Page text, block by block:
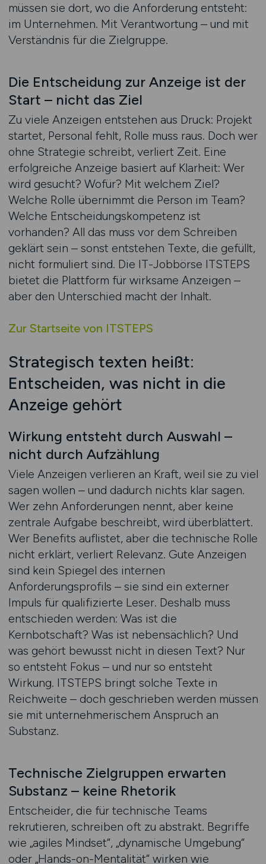
müssen sie dort, wo die Anforderung entsteht:
im Unternehmen. Mit Verantwortung – und mit
Verständnis für die Zielgruppe.
Die Entscheidung zur Anzeige ist der
Start – nicht das Ziel
Zu viele Anzeigen entstehen aus Druck: Projekt
startet, Personal fehlt, Rolle muss raus. Doch wer
ohne Strategie schreibt, verliert Zeit. Eine
erfolgreiche Anzeige basiert auf Klarheit: Wer
wird gesucht? Wofür? Mit welchem Ziel?
Welche Rolle übernimmt die Person im Team?
Welche Entscheidungskompetenz ist
vorhanden? All das muss vor dem Schreiben
geklärt sein – sonst entstehen Texte, die gefüllt,
nicht formuliert sind. Die IT-Jobbörse ITSTEPS
bietet die Plattform für wirksame Anzeigen –
aber den Unterschied macht der Inhalt.
Zur Startseite von ITSTEPS
Strategisch texten heißt:
Entscheiden, was nicht in die
Anzeige gehört
Wirkung entsteht durch Auswahl –
nicht durch Aufzählung
Viele Anzeigen verlieren an Kraft, weil sie zu viel
sagen wollen – und dadurch nichts klar sagen.
Wer zehn Anforderungen nennt, aber keine
zentrale Aufgabe beschreibt, wird überblättert.
Wer Benefits auflistet, aber die technische Rolle
nicht erklärt, verliert Relevanz. Gute Anzeigen
sind kein Spiegel des internen
Anforderungsprofils – sie sind ein externer
Impuls für qualifizierte Leser. Deshalb muss
entschieden werden: Was ist die
Kernbotschaft? Was ist nebensächlich? Und
was gehört bewusst nicht in diesen Text? Nur
so entsteht Fokus – und nur so entsteht
Wirkung. ITSTEPS bringt solche Texte in
Reichweite – doch geschrieben werden müssen
sie mit unternehmerischem Anspruch an
Substanz.
Technische Zielgruppen erwarten
Substanz – keine Rhetorik
Entscheider, die für technische Teams
rekrutieren, schreiben oft zu abstrakt. Begriffe
wie „agiles Mindset“, „dynamische Umgebung“
oder „Hands-on-Mentalität“ wirken wie